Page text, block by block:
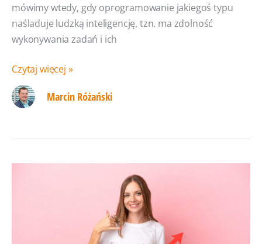
mówimy wtedy, gdy oprogramowanie jakiegoś typu
naśladuje ludzką inteligencję, tzn. ma zdolność
wykonywania zadań i ich
Artificial
Intelligence
(AI).
zastosowania
Czytaj więcej »
Marcin Różański